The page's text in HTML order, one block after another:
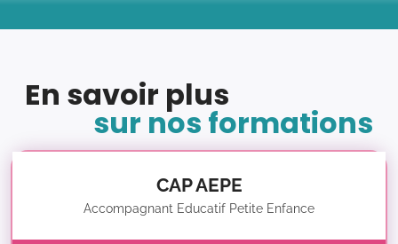
En savoir plus
sur nos formations
CAP AEPE
Accompagnant Educatif Petite Enfance